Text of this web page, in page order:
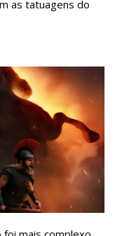
as tatuagens do